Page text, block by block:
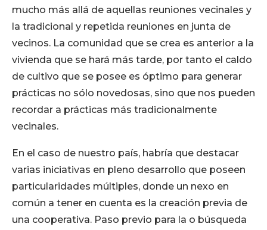
mucho más allá de aquellas reuniones vecinales y
la tradicional y repetida reuniones en junta de
vecinos. La comunidad que se crea es anterior a la
vivienda que se hará más tarde, por tanto el caldo
de cultivo que se posee es óptimo para generar
prácticas no sólo novedosas, sino que nos pueden
recordar a prácticas más tradicionalmente
vecinales.
En el caso de nuestro país, habría que destacar
varias iniciativas en pleno desarrollo que poseen
particularidades múltiples, donde un nexo en
común a tener en cuenta es la creación previa de
una cooperativa. Paso previo para la o búsqueda